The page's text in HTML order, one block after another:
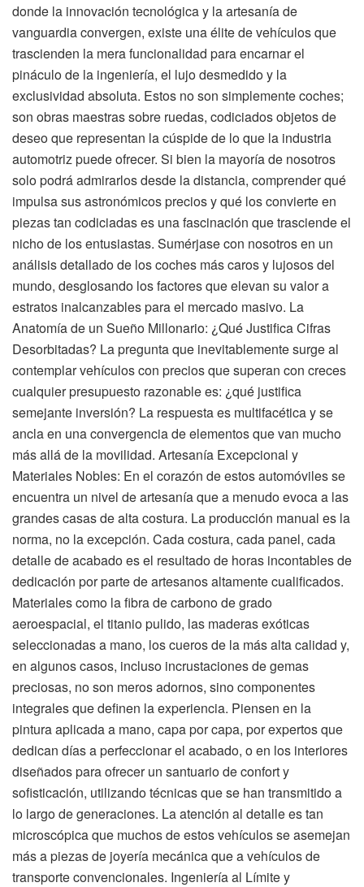
donde la innovación tecnológica y la artesanía de
vanguardia convergen, existe una élite de vehículos que
trascienden la mera funcionalidad para encarnar el
pináculo de la ingeniería, el lujo desmedido y la
exclusividad absoluta. Estos no son simplemente coches;
son obras maestras sobre ruedas, codiciados objetos de
deseo que representan la cúspide de lo que la industria
automotriz puede ofrecer. Si bien la mayoría de nosotros
solo podrá admirarlos desde la distancia, comprender qué
impulsa sus astronómicos precios y qué los convierte en
piezas tan codiciadas es una fascinación que trasciende el
nicho de los entusiastas. Sumérjase con nosotros en un
análisis detallado de los coches más caros y lujosos del
mundo, desglosando los factores que elevan su valor a
estratos inalcanzables para el mercado masivo. La
Anatomía de un Sueño Millonario: ¿Qué Justifica Cifras
Desorbitadas? La pregunta que inevitablemente surge al
contemplar vehículos con precios que superan con creces
cualquier presupuesto razonable es: ¿qué justifica
semejante inversión? La respuesta es multifacética y se
ancla en una convergencia de elementos que van mucho
más allá de la movilidad. Artesanía Excepcional y
Materiales Nobles: En el corazón de estos automóviles se
encuentra un nivel de artesanía que a menudo evoca a las
grandes casas de alta costura. La producción manual es la
norma, no la excepción. Cada costura, cada panel, cada
detalle de acabado es el resultado de horas incontables de
dedicación por parte de artesanos altamente cualificados.
Materiales como la fibra de carbono de grado
aeroespacial, el titanio pulido, las maderas exóticas
seleccionadas a mano, los cueros de la más alta calidad y,
en algunos casos, incluso incrustaciones de gemas
preciosas, no son meros adornos, sino componentes
integrales que definen la experiencia. Piensen en la
pintura aplicada a mano, capa por capa, por expertos que
dedican días a perfeccionar el acabado, o en los interiores
diseñados para ofrecer un santuario de confort y
sofisticación, utilizando técnicas que se han transmitido a
lo largo de generaciones. La atención al detalle es tan
microscópica que muchos de estos vehículos se asemejan
más a piezas de joyería mecánica que a vehículos de
transporte convencionales. Ingeniería al Límite y